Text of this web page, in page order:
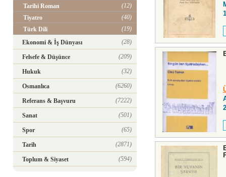
Tarihi Roman
(12)
Tiyatro
(40)
Türk Dili
(19)
Ekonomi & İş Dünyası
(28)
Felsefe & Düşünce (209)
Hukuk (32)
Osmanlıca (6260)
Referans & Başvuru (7222)
Sanat (501)
Spor (65)
Tarih (2871)
Toplum & Siyaset (594)